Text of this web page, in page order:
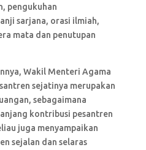
pengukuhan
sarjana, orasi ilmiah,
mata dan penutupan
Wakil Menteri Agama
sejatinya merupakan
sebagaimana
kontribusi pesantren
juga menyampaikan
sejalan dan selaras